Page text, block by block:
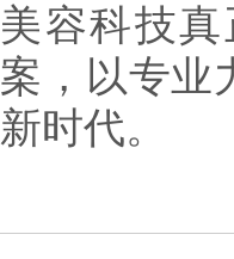
美容科技
案，以专业
新时代。